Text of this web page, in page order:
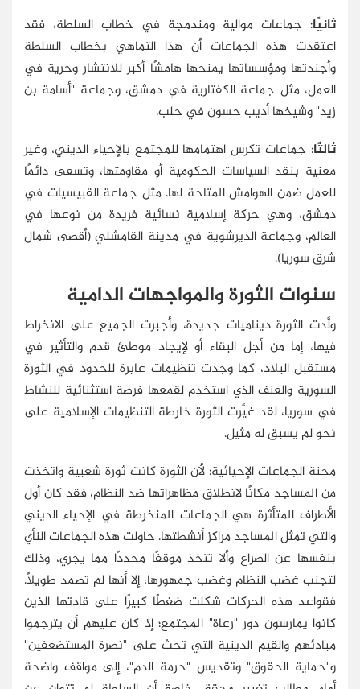
ثانيًا: جماعات موالية ومندمجة في خطاب السلطة، فقد
اعتقدت هذه الجماعات أن هذا التماهي بخطاب السلطة
وأجندتها ومؤسساتها يمنحها هامشًا أكبر للانتشار وحرية في
العمل، مثل جماعة الكفتارية في دمشق، وجماعة "أسامة بن
زيد" وشيخها أديب حسون في حلب.
ثالثًا: جماعات تكرس اهتمامها للمجتمع بالإحياء الديني، وغير
معنية بنقد السياسات الحكومية أو مقاومتها، وتسعى دائمًا
للعمل ضمن الهوامش المتاحة لها. مثل جماعة القبيسيات في
دمشق، وهي حركة إسلامية نسائية فريدة من نوعها في
العالم، وجماعة الديرشوية في مدينة القامشلي (أقصى شمال
شرق سوريا).
سنوات الثورة والمواجهات الدامية
ولَّدت الثورة ديناميات جديدة، وأجبرت الجميع على الانخراط
فيها، إما من أجل البقاء أو لإيجاد موطئ قدم والتأثير في
مستقبل البلاد، كما وجدت تنظيمات عابرة للحدود في الثورة
السورية والعنف الذي استخدم لقمعها فرصة استثنائية للنشاط
في سوريا، لقد غيَّرت الثورة خارطة التنظيمات الإسلامية على
نحو لم يسبق له مثيل.
محنة الجماعات الإحيائية: لأن الثورة كانت ثورة شعبية واتخذت
من المساجد مكانًا لانطلاق مظاهراتها ضد النظام، فقد كان أول
الأطراف المتأثرة هي الجماعات المنخرطة في الإحياء الديني
والتي تمثل المساجد مراكز أنشطتها. حاولت هذه الجماعات النأي
بنفسها عن الصراع وألا تتخذ موقفًا محددًا مما يجري، وذلك
لتجنب غضب النظام وغضب جمهورها، إلا أنها لم تصمد طويلًا.
فقواعد هذه الحركات شكلت ضغطًا كبيرًا على قادتها الذين
كانوا يمارسون دور "رعاة" المجتمع؛ إذ كان عليهم أن يترجموا
مبادئهم والقيم الدينية التي تحث على "نصرة المستضعفين"
و"حماية الحقوق" وتقديس "حرمة الدم"، إلى مواقف واضحة